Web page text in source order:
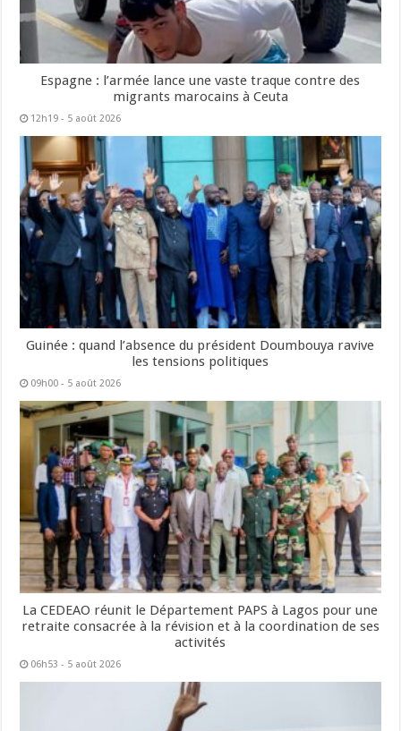
Espagne : l’armée lance une vaste traque contre des
migrants marocains à Ceuta
12h19 - 5 août 2026
Guinée : quand l’absence du président Doumbouya ravive
les tensions politiques
09h00 - 5 août 2026
La CEDEAO réunit le Département PAPS à Lagos pour une
retraite consacrée à la révision et à la coordination de ses
activités
06h53 - 5 août 2026